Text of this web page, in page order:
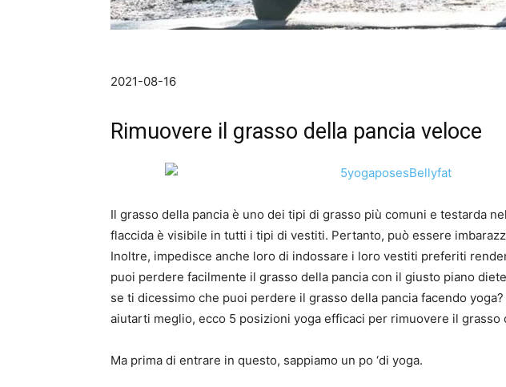
2021-08-16
Rimuovere il grasso della pancia veloce
Il grasso della pancia è uno dei tipi di grasso più comuni e testarda
flaccida è visibile in tutti i tipi di vestiti. Pertanto, può essere
Inoltre, impedisce anche loro di indossare i loro vestiti preferiti
puoi perdere facilmente il grasso della pancia con il giusto piano
se ti dicessimo che puoi perdere il grasso della pancia facendo yoga?
aiutarti meglio, ecco 5 posizioni yoga efficaci per rimuovere il grasso
Ma prima di entrare in questo, sappiamo un po ‘di yoga.